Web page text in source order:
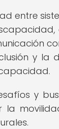
entre
y la
y
la